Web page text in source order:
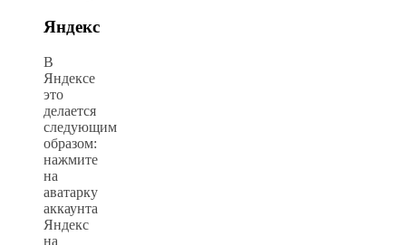
Яндекс
В
Яндексе
это
делается
следующим
образом:
нажмите
на
аватарку
аккаунта
Яндекс
на